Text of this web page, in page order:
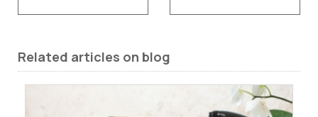
Related articles on blog